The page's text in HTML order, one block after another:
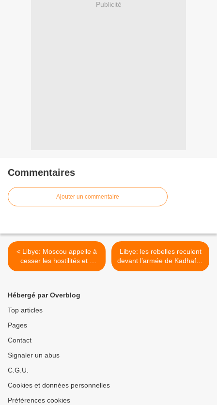
Publicité
Commentaires
Ajouter un commentaire
< Libye: Moscou appelle à
cesser les hostilités et à
lancer des négociations
Libye: les rebelles reculent
devant l’armée de Kadhafi –
SYNTHESE >
Hébergé par Overblog
Top articles
Pages
Contact
Signaler un abus
C.G.U.
Cookies et données personnelles
Préférences cookies